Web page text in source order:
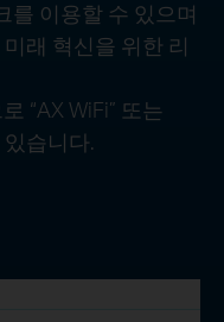
를 이용할 수 있으며
래 혁신을 위한 리
“AX WiFi” 또는
습니다.